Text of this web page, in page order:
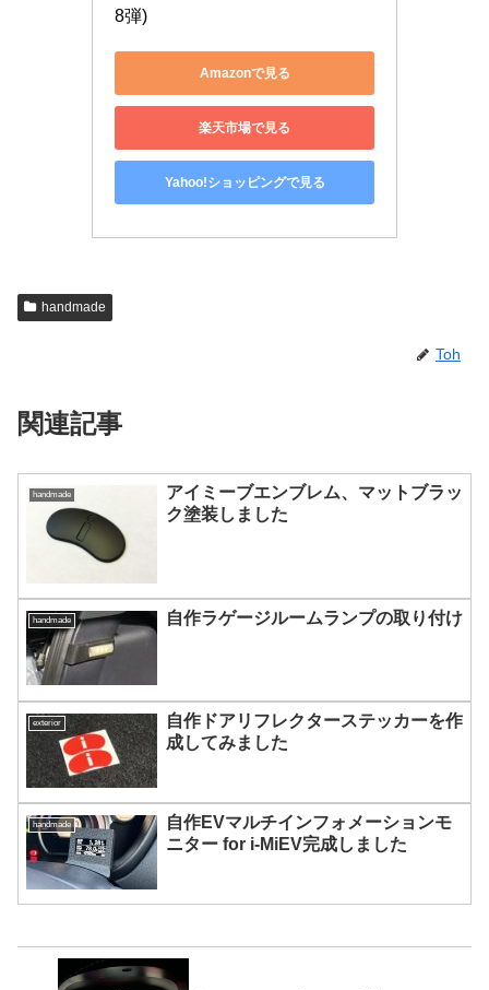
8弾)
Amazonで見る
楽天市場で見る
Yahoo!ショッピングで見る
handmade
Toh
関連記事
handmade
アイミーブエンブレム、マットブラッ
ク塗装しました
handmade 自作ラゲージルームランプの取り付け
exterior
自作ドアリフレクターステッカーを作
成してみました
handmade
自作EVマルチインフォメーションモ
ニター for i-MiEV完成しました